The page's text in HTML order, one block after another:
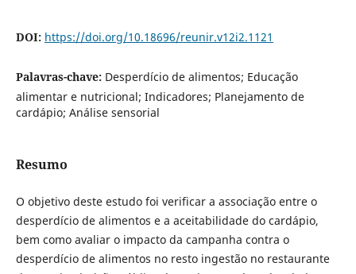
DOI: https://doi.org/10.18696/reunir.v12i2.1121
Palavras-chave: Desperdício de alimentos; Educação
alimentar e nutricional; Indicadores; Planejamento de
cardápio; Análise sensorial
Resumo
O objetivo deste estudo foi verificar a associação entre o
desperdício de alimentos e a aceitabilidade do cardápio,
bem como avaliar o impacto da campanha contra o
desperdício de alimentos no resto ingestão no restaurante